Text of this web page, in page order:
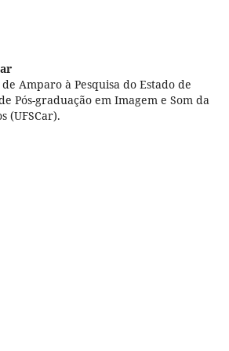
Amparo à Pesquisa do Estado de
Pós-graduação em Imagem e Som da
(UFSCar).